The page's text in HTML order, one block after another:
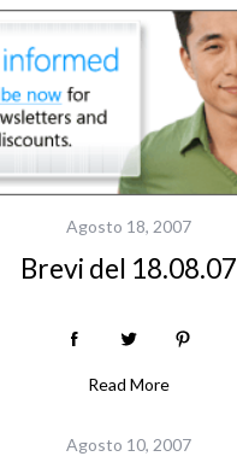
Agosto 18, 2007
Brevi del 18.08.07
Read More
Agosto 10, 2007
a